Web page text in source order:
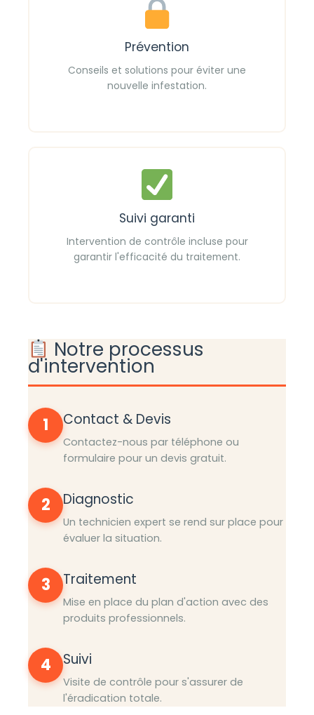
Prévention
Conseils et solutions pour éviter une
nouvelle infestation.
Suivi garanti
Intervention de contrôle incluse pour
garantir l'efficacité du traitement.
Notre processus
d'intervention
1 Contact & Devis
Contactez-nous par téléphone ou
formulaire pour un devis gratuit.
2 Diagnostic
Un technicien expert se rend sur place pour
évaluer la situation.
3 Traitement
Mise en place du plan d'action avec des
produits professionnels.
4 Suivi
Visite de contrôle pour s'assurer de
l'éradication totale.